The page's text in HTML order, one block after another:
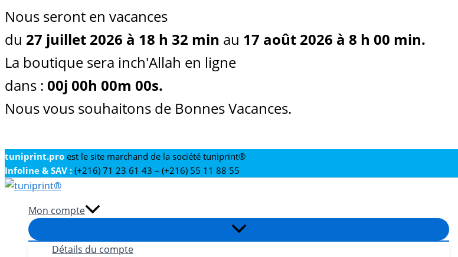
Nous seront en vacances
du 27 juillet 2026 à 18 h 32 min au 17 août 2026 à 8 h 00 min.
La boutique sera inch'Allah en ligne
dans : 00j 00h 00m 00s.
Nous vous souhaitons de Bonnes Vacances.
Aller
au
contenu
tuniprint.pro est le site marchand de la société tuniprint®
Infoline & SAV : (+216) 71 23 61 43 – (+216) 55 11 88 55
Mon compte
Détails du compte